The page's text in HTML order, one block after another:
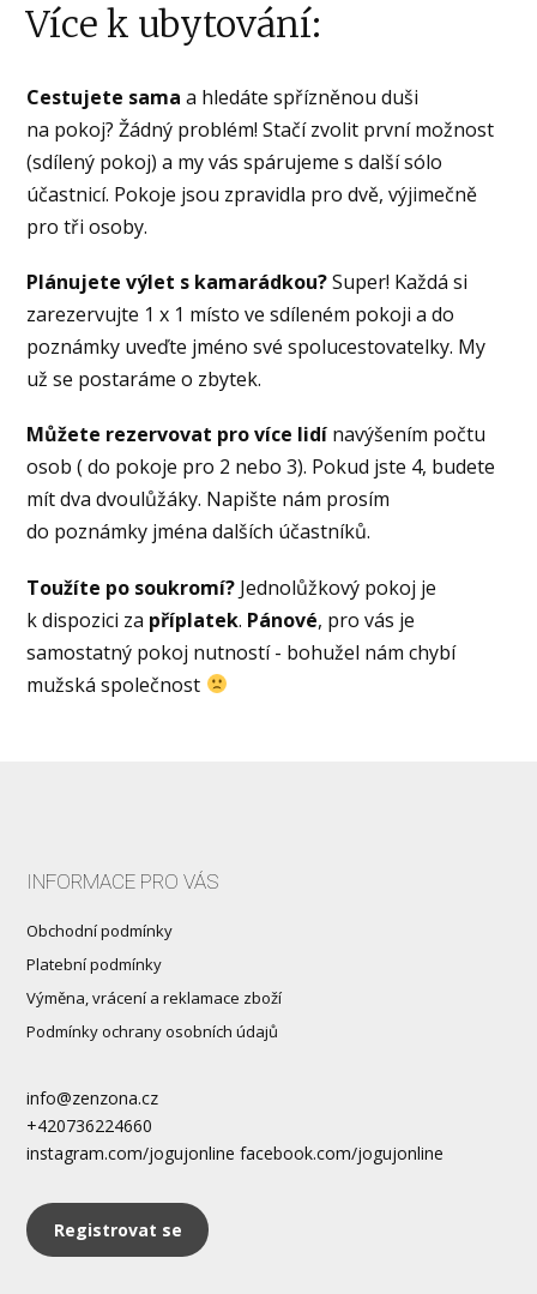
Více k ubytování:
Cestujete sama a hledáte spřízněnou duši
na pokoj? Žádný problém! Stačí zvolit první možnost
(sdílený pokoj) a my vás spárujeme s další sólo
účastnicí. Pokoje jsou zpravidla pro dvě, výjimečně
pro tři osoby.
Plánujete výlet s kamarádkou?Super! Každá si
zarezervujte 1 x 1 místo ve sdíleném pokoji a do
poznámky uveďte jméno své spolucestovatelky. My
už se postaráme o zbytek.
Můžete rezervovat pro více lidí navýšením počtu
osob ( do pokoje pro 2 nebo 3). Pokud jste 4, budete
mít dva dvoulůžáky. Napište nám prosím
do poznámky jména dalších účastníků.
Toužíte po soukromí? Jednolůžkový pokoj je
k dispozici za příplatek. Pánové, pro vás je
samostatný pokoj nutností - bohužel nám chybí
mužská společnost
INFORMACE PRO VÁS
Obchodní podmínky
Platební podmínky
Výměna, vrácení a reklamace zboží
Podmínky ochrany osobních údajů
info@zenzona.cz
+420736224660
instagram.com/jogujonline facebook.com/jogujonline
Registrovat se